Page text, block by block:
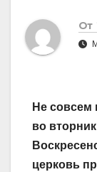
От
Не совсем
во
церковь